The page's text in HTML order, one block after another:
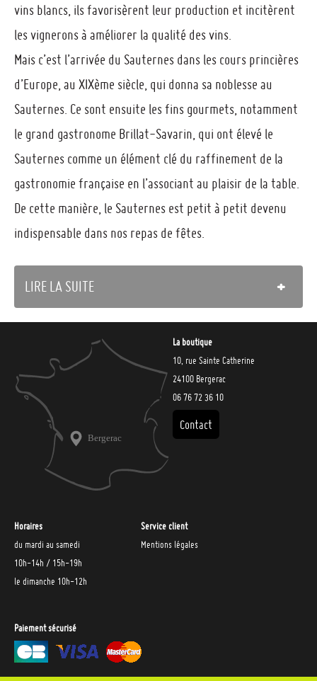
vins blancs, ils favorisèrent leur production et incitèrent
les vignerons à améliorer la qualité des vins.
Mais c’est l’arrivée du Sauternes dans les cours princières
d’Europe, au XIXème siècle, qui donna sa noblesse au
Sauternes. Ce sont ensuite les fins gourmets, notamment
le grand gastronome Brillat-Savarin, qui ont élevé le
Sauternes comme un élément clé du raffinement de la
gastronomie française en l’associant au plaisir de la table.
De cette manière, le Sauternes est petit à petit devenu
indispensable dans nos repas de fêtes.
LIRE LA SUITE
La boutique
10, rue Sainte Catherine
24100 Bergerac
06 76 72 36 10
Contact
Horaires
du mardi au samedi
10h-14h / 15h-19h
le dimanche 10h-12h
Service client
Mentions légales
Paiement sécurisé